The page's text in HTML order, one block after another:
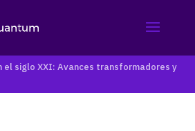
el siglo XXI: Avances transformadores y